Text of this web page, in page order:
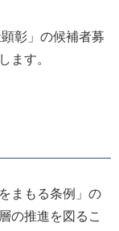
彰」の候補者募
ます。
まもる条例」の
の推進を図るこ